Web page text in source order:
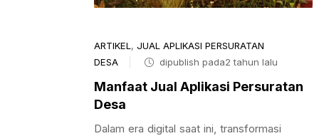
ARTIKEL , JUAL APLIKASI PERSURATAN
DESA
dipublish pada2 tahun lalu
Manfaat Jual Aplikasi Persuratan
Desa
Dalam era digital saat ini, transformasi